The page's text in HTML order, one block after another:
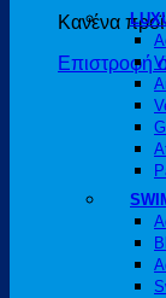
Κανένα
Επιστροφή